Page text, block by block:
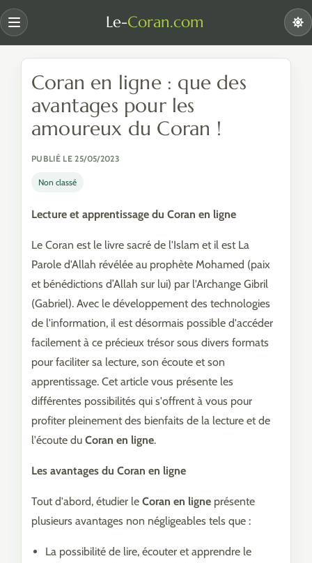
Le-Coran.com
Menu
Coran en ligne : que des
avantages pour les
amoureux du Coran !
PUBLIÉ LE 25/05/2023
Non classé
Lecture et apprentissage du Coran en ligne
Le Coran est le livre sacré de l'Islam et il est La
Parole d'Allah révélée au prophète Mohamed (paix
et bénédictions d’Allah sur lui) par l'Archange Gibril
(Gabriel). Avec le développement des technologies
de l'information, il est désormais possible d'accéder
facilement à ce précieux trésor sous divers formats
pour faciliter sa lecture, son écoute et son
apprentissage. Cet article vous présente les
différentes possibilités qui s'offrent à vous pour
profiter pleinement des bienfaits de la lecture et de
l'écoute du Coran en ligne.
Les avantages du Coran en ligne
Tout d'abord, étudier le Coran en ligne présente
plusieurs avantages non négligeables tels que :
La possibilité de lire, écouter et apprendre le